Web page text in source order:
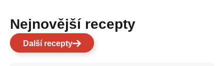
Nejnovější recepty
Další recepty